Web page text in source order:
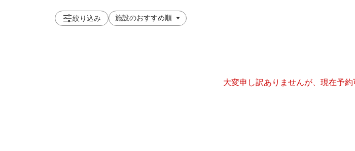
絞り込み
大変申し訳ありませんが、現在予約